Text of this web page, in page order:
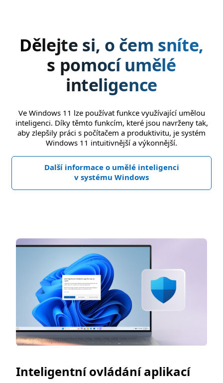
Dělejte si, o čem sníte,
s pomocí umělé
inteligence
Ve Windows 11 lze používat funkce využívající umělou
inteligenci. Díky těmto funkcím, které jsou navrženy tak,
aby zlepšily práci s počítačem a produktivitu, je systém
Windows 11 intuitivnější a výkonnější.
Další informace o umělé inteligenci
v systému Windows
Inteligentní ovládání aplikací